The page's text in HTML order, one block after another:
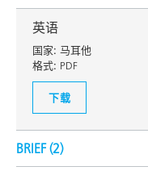
英语
国家: 马耳他
格式: PDF
下载
BRIEF (2)